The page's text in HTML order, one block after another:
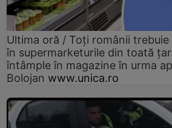
Ultima oră / Toți românii
în supermarketurile din toată
întâmple în magazine în urma
Bolojan www.unica.ro